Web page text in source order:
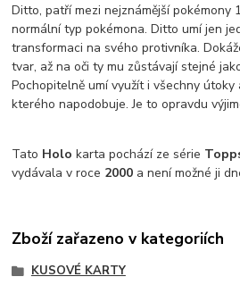
Ditto, patří mezi nejznámější pokémony
normální typ pokémona. Ditto umí jen
transformaci na svého protivníka.
tvar, až na oči ty mu zůstávají stejné
Pochopitelně umí využít i všechny
kterého napodobuje. Je to opravdu
Tato Holo karta pochází ze série
vydávala v roce 2000 a není možné ji
Zboží zařazeno v kategoriích
KUSOVÉ KARTY